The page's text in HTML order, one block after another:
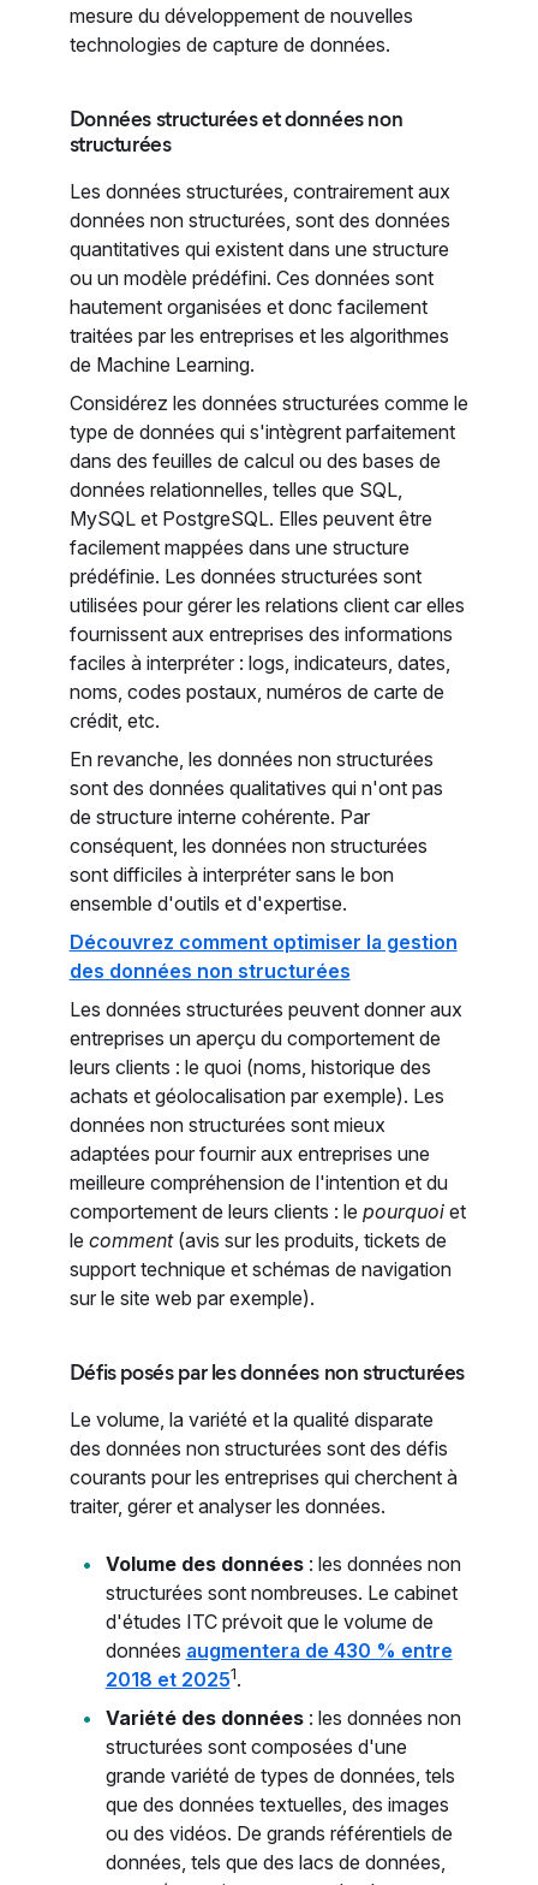
mesure du développement de nouvelles
technologies de capture de données.
Données structurées et données non
structurées
Les données structurées, contrairement aux
données non structurées, sont des données
quantitatives qui existent dans une structure
ou un modèle prédéfini. Ces données sont
hautement organisées et donc facilement
traitées par les entreprises et les algorithmes
de Machine Learning.
Considérez les données structurées comme le
type de données qui s'intègrent parfaitement
dans des feuilles de calcul ou des bases de
données relationnelles, telles que SQL,
MySQL et PostgreSQL. Elles peuvent être
facilement mappées dans une structure
prédéfinie. Les données structurées sont
utilisées pour gérer les relations client car elles
fournissent aux entreprises des informations
faciles à interpréter : logs, indicateurs, dates,
noms, codes postaux, numéros de carte de
crédit, etc.
En revanche, les données non structurées
sont des données qualitatives qui n'ont pas
de structure interne cohérente. Par
conséquent, les données non structurées
sont difficiles à interpréter sans le bon
ensemble d'outils et d'expertise.
Découvrez comment optimiser la gestion
des données non structurées
Les données structurées peuvent donner aux
entreprises un aperçu du comportement de
leurs clients : le quoi (noms, historique des
achats et géolocalisation par exemple). Les
données non structurées sont mieux
adaptées pour fournir aux entreprises une
meilleure compréhension de l'intention et du
comportement de leurs clients : le pourquoiet
le comment(avis sur les produits, tickets de
support technique et schémas de navigation
sur le site web par exemple).
Défis posés par les données non structurées
Le volume, la variété et la qualité disparate
des données non structurées sont des défis
courants pour les entreprises qui cherchent à
traiter, gérer et analyser les données.
Volume des données: les données non
structurées sont nombreuses. Le cabinet
d'études ITC prévoit que le volume de
données augmentera de 430 % entre
2018 et 20251.
Variété des données: les données non
structurées sont composées d'une
grande variété de types de données, tels
que des données textuelles, des images
ou des vidéos. De grands référentiels de
données, tels que des lacs de données,